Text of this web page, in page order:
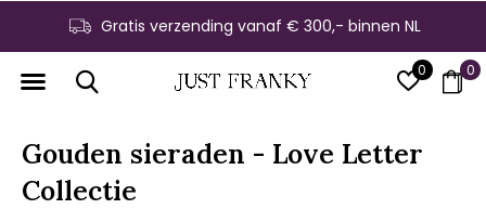
0 0
Gratis verzending vanaf € 300,- binnen NL
Gouden sieraden - Love Letter
Collectie